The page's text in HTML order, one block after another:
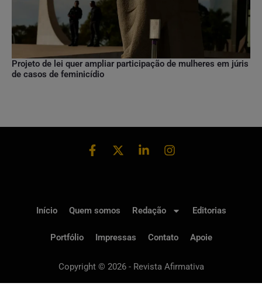
Projeto de lei quer ampliar participação de mulheres em júris
de casos de feminicídio
Copyright © 2026 - Revista Afirmativa
Início Quem somos Redação Editorias
Portfólio Impressas Contato Apoie